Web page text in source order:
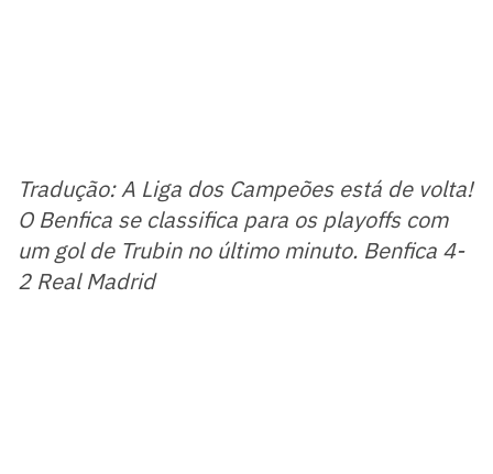
Tradução: A Liga dos Campeões está de volta!
O Benfica se classifica para os playoffs com
um gol de Trubin no último minuto. Benfica 4-
2 Real Madrid